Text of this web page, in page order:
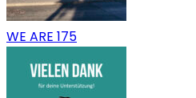
WE ARE 175